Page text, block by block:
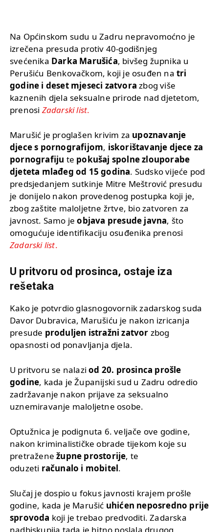
Na Općinskom sudu u Zadru nepravomoćno je
izrečena presuda protiv 40-godišnjeg
svećenika Darka Marušića, bivšeg župnika u
Perušiću Benkovačkom, koji je osuđen natri
godine i deset mjeseci zatvora zbog više
kaznenih djela seksualne prirode nad djetetom,
prenosi Zadarski list.
Marušić je proglašen krivim za upoznavanje
djece s pornografijom, iskorištavanje djece za
pornografiju te pokušaj spolne zlouporabe
djeteta mlađeg od 15 godina. Sudsko vijeće pod
predsjedanjem sutkinje Mitre Meštrović presudu
je donijelo nakon provedenog postupka koji je,
zbog zaštite maloljetne žrtve, bio zatvoren za
javnost. Samo jeobjava presude javna, što
omogućuje identifikaciju osuđenika prenosi
Zadarski list.
U pritvoru od prosinca, ostaje iza
rešetaka
Kako je potvrdio glasnogovornik zadarskog suda
Davor Dubravica, Marušiću je nakon izricanja
presude produljen istražni zatvor zbog
opasnosti od ponavljanja djela.
U pritvoru se nalaziod 20. prosinca prošle
godine, kada je Županijski sud u Zadru odredio
zadržavanje nakon prijave za seksualno
uznemiravanje maloljetne osobe.
Optužnica je podignuta 6. veljače ove godine,
nakon kriminalističke obrade tijekom koje su
pretraženežupne prostorije, te
oduzeti računalo i mobitel.
Slučaj je dospio u fokus javnosti krajem prošle
godine, kada je Marušić uhićen neposredno prije
sprovoda koji je trebao predvoditi. Zadarska
nadbiskupija tada je hitno poslala drugog